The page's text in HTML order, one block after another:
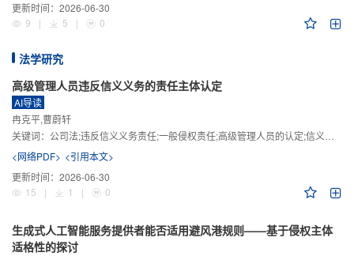
更新时间： 2026-06-30
9
| 5 | 0
法学研究
高级管理人员违反信义义务的责任主体认定
AI导读
冉克平,曹蔚轩
关键词： 公司法;违反信义义务责任;一般侵权责任;高级管理人员的认定;信义义务
<网络PDF> <引用本文>
更新时间： 2026-06-30
15
| 1 | 0
生成式人工智能服务提供者能否适用避风港规则——基于侵权主体
适格性的探讨